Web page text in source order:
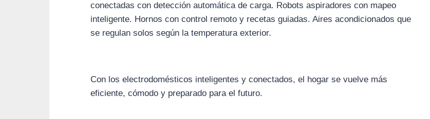
conectadas con detección automática de carga. Robots aspiradores con mapeo
inteligente. Hornos con control remoto y recetas guiadas. Aires acondicionados que
se regulan solos según la temperatura exterior.
Con los electrodomésticos inteligentes y conectados, el hogar se vuelve más
eficiente, cómodo y preparado para el futuro.